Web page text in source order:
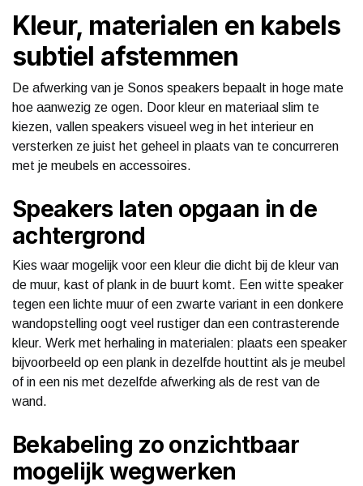
Kleur, materialen en kabels
subtiel afstemmen
De afwerking van je Sonos speakers bepaalt in hoge mate
hoe aanwezig ze ogen. Door kleur en materiaal slim te
kiezen, vallen speakers visueel weg in het interieur en
versterken ze juist het geheel in plaats van te concurreren
met je meubels en accessoires.
Speakers laten opgaan in de
achtergrond
Kies waar mogelijk voor een kleur die dicht bij de kleur van
de muur, kast of plank in de buurt komt. Een witte speaker
tegen een lichte muur of een zwarte variant in een donkere
wandopstelling oogt veel rustiger dan een contrasterende
kleur. Werk met herhaling in materialen: plaats een speaker
bijvoorbeeld op een plank in dezelfde houttint als je meubel
of in een nis met dezelfde afwerking als de rest van de
wand.
Bekabeling zo onzichtbaar
mogelijk wegwerken